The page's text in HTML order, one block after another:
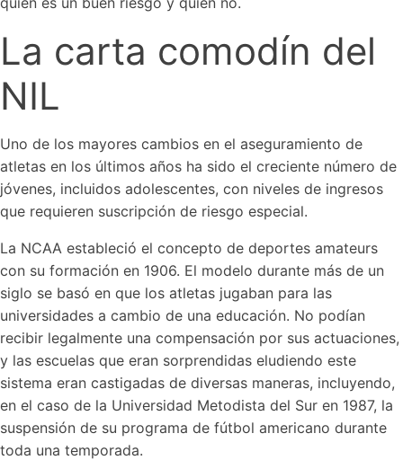
La carta comodín del
NIL
Uno de los mayores cambios en el aseguramiento de
atletas en los últimos años ha sido el creciente número de
jóvenes, incluidos adolescentes, con niveles de ingresos
que requieren suscripción de riesgo especial.
La NCAA estableció el concepto de deportes amateurs
con su formación en 1906. El modelo durante más de un
siglo se basó en que los atletas jugaban para las
universidades a cambio de una educación. No podían
recibir legalmente una compensación por sus actuaciones,
y las escuelas que eran sorprendidas eludiendo este
sistema eran castigadas de diversas maneras, incluyendo,
en el caso de la Universidad Metodista del Sur en 1987, la
suspensión de su programa de fútbol americano durante
toda una temporada.